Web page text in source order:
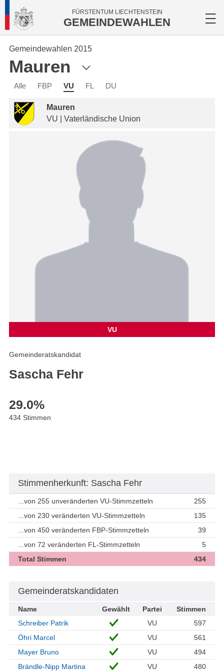
FÜRSTENTUM LIECHTENSTEIN
GEMEINDEWAHLEN
Gemeindewahlen 2015
Mauren
Alle FBP VU FL DU
Mauren
VU | Vaterländische Union
VU
Gemeinderatskandidat
Sascha Fehr
29.0%
434 Stimmen
Stimmenherkunft: Sascha Fehr
...von 255 unveränderten VU-Stimmzetteln
255
...von 230 veränderten VU-Stimmzetteln
135
...von 450 veränderten FBP-Stimmzetteln
39
...von 72 veränderten FL-Stimmzetteln
5
Total Stimmen
434
Gemeinderatskandidaten
Name Gewählt Partei
Stimmen
Schreiber Patrik
VU
597
Öhri Marcel
VU
561
Mayer Bruno
VU
494
Brändle-Nipp Martina
VU 480